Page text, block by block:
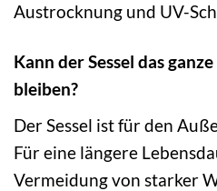
Austrocknung und UV-
Kann der Sessel das
bleiben?
Der Sessel ist für den
Für eine längere
Vermeidung von starker